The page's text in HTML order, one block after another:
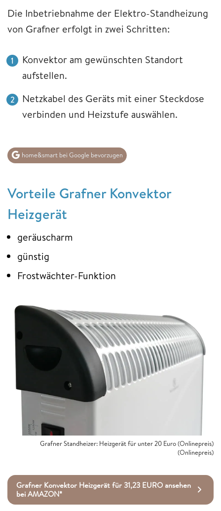
Die Inbetriebnahme der Elektro-Standheizung
von Grafner erfolgt in zwei Schritten:
Konvektor am gewünschten Standort
aufstellen.
Netzkabel des Geräts mit einer Steckdose
verbinden und Heizstufe auswählen.
home&smart bei Google bevorzugen
Vorteile Grafner Konvektor
Heizgerät
geräuscharm
günstig
Frostwächter-Funktion
Grafner Standheizer: Heizgerät für unter 20 Euro (Onlinepreis)
(Onlinepreis)
Grafner Konvektor Heizgerät für 31,23 EURO ansehen
bei AMAZON*